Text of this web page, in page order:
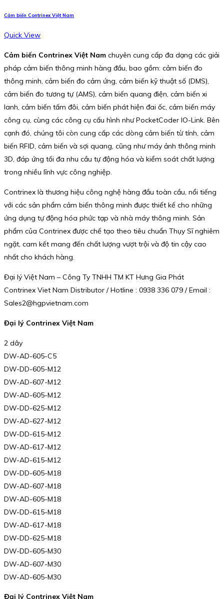
Cảm biến Contrinex Việt Nam
Quick View
Cảm biến Contrinex Việt Nam chuyên cung cấp đa dạng các giải
pháp cảm biến thông minh hàng đầu, bao gồm: cảm biến đo
thông minh, cảm biến đo cảm ứng, cảm biến kỹ thuật số (DMS),
cảm biến đo tương tự (AMS), cảm biến quang điện, cảm biến xi
lanh, cảm biến tấm đôi, cảm biến phát hiện đai ốc, cảm biến máy
công cụ, cùng các công cụ cấu hình như PocketCoder IO-Link. Bên
cạnh đó, chúng tôi còn cung cấp các dòng cảm biến từ tính, cảm
biến RFID, cảm biến và sợi quang, cũng như máy ảnh thông minh
3D, đáp ứng tối đa nhu cầu tự động hóa và kiểm soát chất lượng
trong nhiều lĩnh vực công nghiệp.
Contrinex là thương hiệu công nghệ hàng đầu toàn cầu, nổi tiếng
với các sản phẩm cảm biến thông minh được thiết kế cho những
ứng dụng tự động hóa phức tạp và nhà máy thông minh. Sản
phẩm của Contrinex được chế tạo theo tiêu chuẩn Thụy Sĩ nghiêm
ngặt, cam kết mang đến chất lượng vượt trội và độ tin cậy cao
nhất cho khách hàng.
Đại lý Việt Nam – Công Ty TNHH TM KT Hưng Gia Phát
Contrinex Viet Nam Distributor / Hotline : 0938 336 079 / Email :
Sales2@hgpvietnam.com
Đại lý Contrinex Việt Nam
2 dây
DW-AD-605-C5
DW-DD-605-M12
DW-AD-607-M12
DW-AD-605-M12
DW-DD-625-M12
DW-AD-627-M12
DW-DD-615-M12
DW-AD-617-M12
DW-AD-615-M12
DW-DD-605-M18
DW-AD-607-M18
DW-AD-605-M18
DW-DD-615-M18
DW-AD-617-M18
DW-DD-625-M18
DW-DD-605-M30
DW-AD-607-M30
DW-AD-605-M30
Đại lý Contrinex Việt Nam